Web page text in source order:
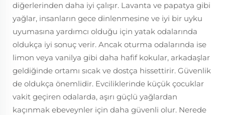
diğerlerinden daha iyi çalışır. Lavanta ve papatya gibi
yağlar, insanların gece dinlenmesine ve iyi bir uyku
uyumasına yardımcı olduğu için yatak odalarında
oldukça iyi sonuç verir. Ancak oturma odalarında ise
limon veya vanilya gibi daha hafif kokular, arkadaşlar
geldiğinde ortamı sıcak ve dostça hissettirir. Güvenlik
de oldukça önemlidir. Evciliklerinde küçük çocuklar
vakit geçiren odalarda, aşırı güçlü yağlardan
kaçınmak ebeveynler için daha güvenli olur. Nerede